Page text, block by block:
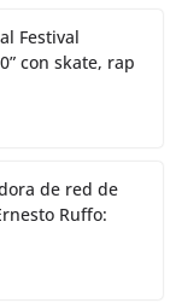
Festival
con skate, rap
de red de
Ruffo: